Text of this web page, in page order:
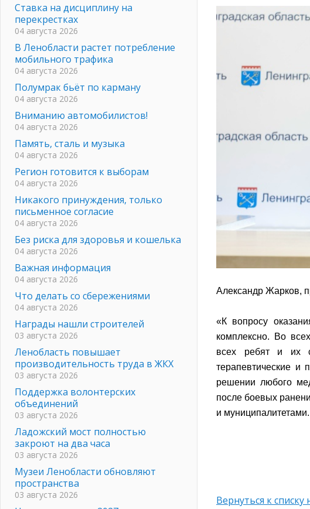
Александр Жарков,
«К вопросу
комплексно. Во
всех ребят и их
терапевтические и
решении любого
после боевых
и
Вернуться к списку
Ставка на дисциплину на
перекрестках
04 августа 2026
В Ленобласти растет потребление
мобильного трафика
04 августа 2026
Полумрак бьёт по карману
04 августа 2026
Вниманию автомобилистов!
04 августа 2026
Память, сталь и музыка
04 августа 2026
Регион готовится к выборам
04 августа 2026
Никакого принуждения, только
письменное согласие
04 августа 2026
Без риска для здоровья и кошелька
04 августа 2026
Важная информация
04 августа 2026
Что делать со сбережениями
04 августа 2026
Награды нашли строителей
03 августа 2026
Ленобласть повышает
производительность труда в ЖКХ
03 августа 2026
Поддержка волонтерских
объединений
03 августа 2026
Ладожский мост полностью
закроют на два часа
03 августа 2026
Музеи Ленобласти обновляют
пространства
03 августа 2026